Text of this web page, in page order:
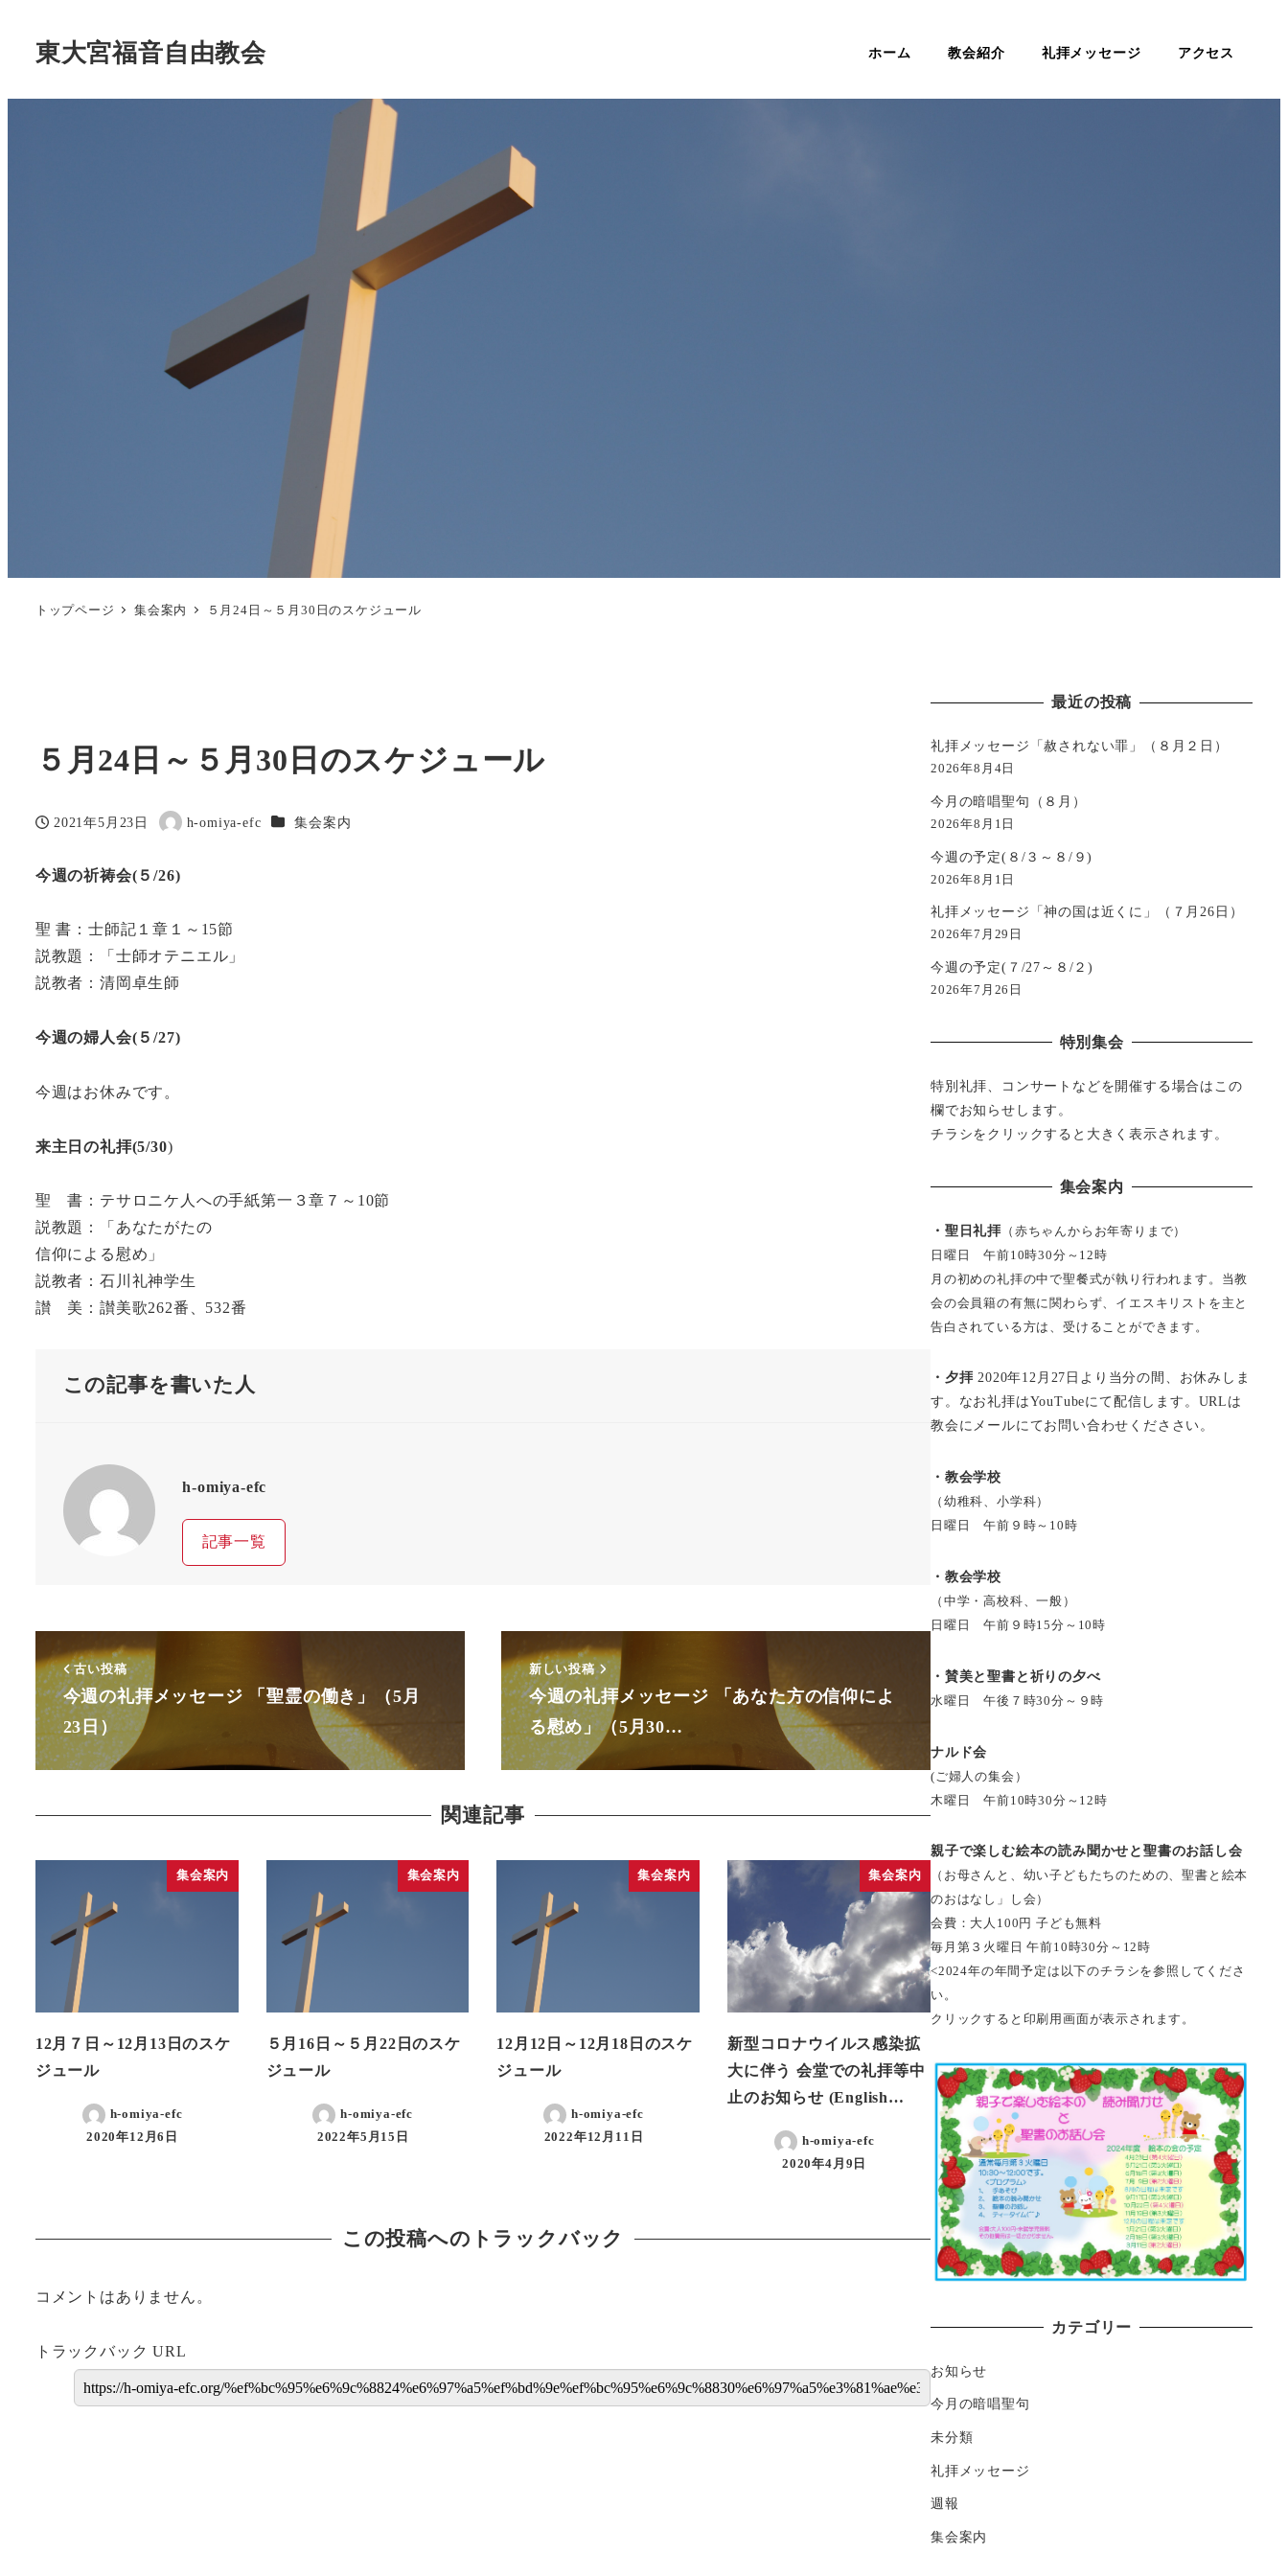
東大宮福音自由教会 ホーム 教会紹介 礼拝メッセージ アクセス
トップページ 集会案内 ５月24日～５月30日のスケジュール
５月24日～５月30日のスケジュール
投稿日
2021年5月23日
著
h-omiya-efc カテゴリー
集会案内
今週の祈祷会(５/26)
聖 書：士師記１章１～15節
説教題：「士師オテニエル」
説教者：清岡卓生師
今週の婦人会(５/27)
今週はお休みです。
来主日の礼拝(5/30)
聖 書：テサロニケ人への手紙第一３章７～10節
説教題：「あなたがたの
信仰による慰め」
説教者：石川礼神学生
讃 美：讃美歌262番、532番
この記事を書いた人
h-omiya-efc
記事一覧
古い投稿
今週の礼拝メッセージ 「聖霊の働き」（5月
23日）
新しい投稿
今週の礼拝メッセージ 「あなた方の信仰によ
る慰め」（5月30…
関連記事
集会案内
12月７日～12月13日のスケ
ジュール
h-omiya-efc
2020年12月6日
集会案内
５月16日～５月22日のスケ
ジュール
h-omiya-efc
2022年5月15日
集会案内
12月12日～12月18日のスケ
ジュール
h-omiya-efc
2022年12月11日
集会案内
新型コロナウイルス感染拡
大に伴う 会堂での礼拝等中
止のお知らせ (English…
h-omiya-efc
2020年4月9日
この投稿へのトラックバック
コメントはありません。
トラックバック URL
最近の投稿
礼拝メッセージ「赦されない罪」（８月２日）
2026年8月4日
今月の暗唱聖句（８月）
2026年8月1日
今週の予定(８/３～８/９)
2026年8月1日
礼拝メッセージ「神の国は近くに」（７月26日）
2026年7月29日
今週の予定(７/27～８/２)
2026年7月26日
特別集会
特別礼拝、コンサートなどを開催する場合はこの
欄でお知らせします。
チラシをクリックすると大きく表示されます。
集会案内
・聖日礼拝 （赤ちゃんからお年寄りまで）
日曜日 午前10時30分～12時
月の初めの礼拝の中で聖餐式が執り行われます。当教
会の会員籍の有無に関わらず、イエスキリストを主と
告白されている方は、受けることができます。
・夕拝2020年12月27日より当分の間、お休みしま
す。なお礼拝はYouTubeにて配信します。URLは
教会にメールにてお問い合わせくだささい。
・教会学校
（幼稚科、小学科）
日曜日 午前９時～10時
・教会学校
（中学・高校科、一般）
日曜日 午前９時15分～10時
・賛美と聖書と祈りの夕べ
水曜日 午後７時30分～９時
ナルド会
(ご婦人の集会）
木曜日 午前10時30分～12時
親子で楽しむ絵本の読み聞かせと聖書のお話し会
（お母さんと、幼い子どもたちのための、聖書と絵本
のおはなし」し会）
会費：大人100円 子ども無料
毎月第３火曜日 午前10時30分～12時
<2024年の年間予定は以下のチラシを参照してくださ
い。
クリックすると印刷用画面が表示されます。
カテゴリー
お知らせ
今月の暗唱聖句
未分類
礼拝メッセージ
週報
集会案内